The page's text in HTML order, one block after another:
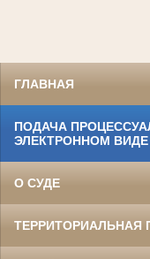
ГЛАВНАЯ
ПОДАЧА
ЭЛЕКТРОННОМ ВИДЕ
О СУДЕ
ТЕРРИТОРИАЛЬНАЯ